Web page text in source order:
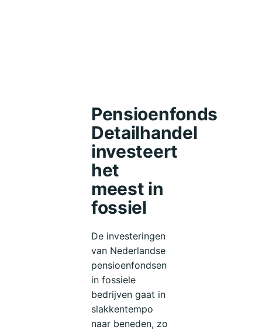
Urgewald.
Pensioenfonds
Detailhandel
investeert
het
meest in
fossiel
De investeringen
van Nederlandse
pensioenfondsen
in fossiele
bedrijven gaat in
slakkentempo
naar beneden, zo